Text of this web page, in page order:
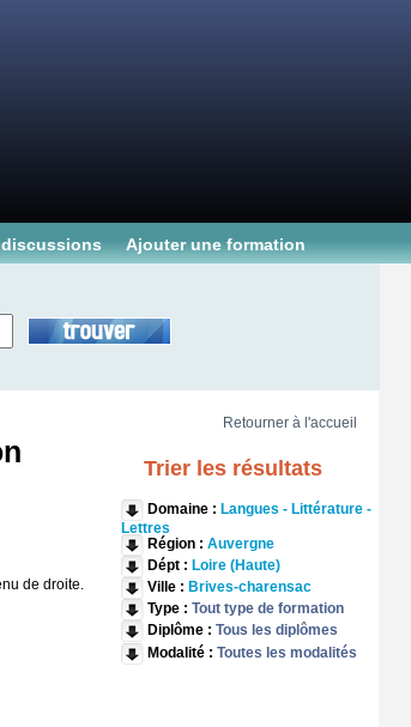
Ajouter une formation
Retourner à l'accueil
de droite.
Trier les résultats
Domaine : Langues - Littérature -
Lettres
Région : Auvergne
Dépt : Loire (Haute)
Ville : Brives-charensac
Type : Tout type de formation
Diplôme : Tous les diplômes
Modalité : Toutes les modalités